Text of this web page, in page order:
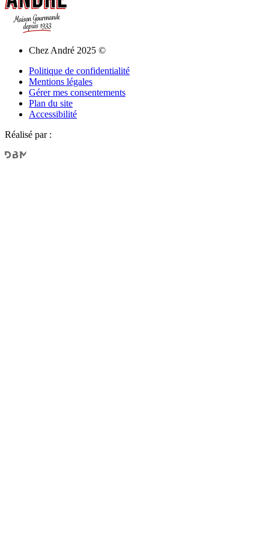
Chez André 2025 ©
Politique de confidentialité
Mentions légales
Gérer mes consentements
Plan du site
Accessibilité
Réalisé par :